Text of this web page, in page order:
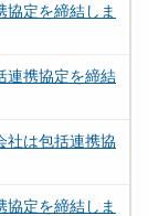
協定を締結しま
連携協定を締結
社は包括連携協
協定を締結しま